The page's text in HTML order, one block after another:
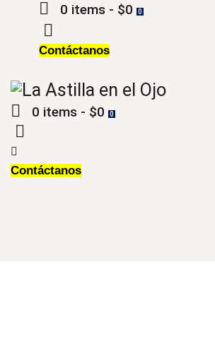
0 items- $0 0
Contáctanos
0 items- $0 0
Contáctanos